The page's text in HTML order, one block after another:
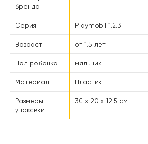
бренда
Серия Playmobil 1.2.3
Возраст от 1.5 лет
Пол ребенка мальчик
Материал Пластик
Размеры
упаковки
30 x 20 x 12.5 см